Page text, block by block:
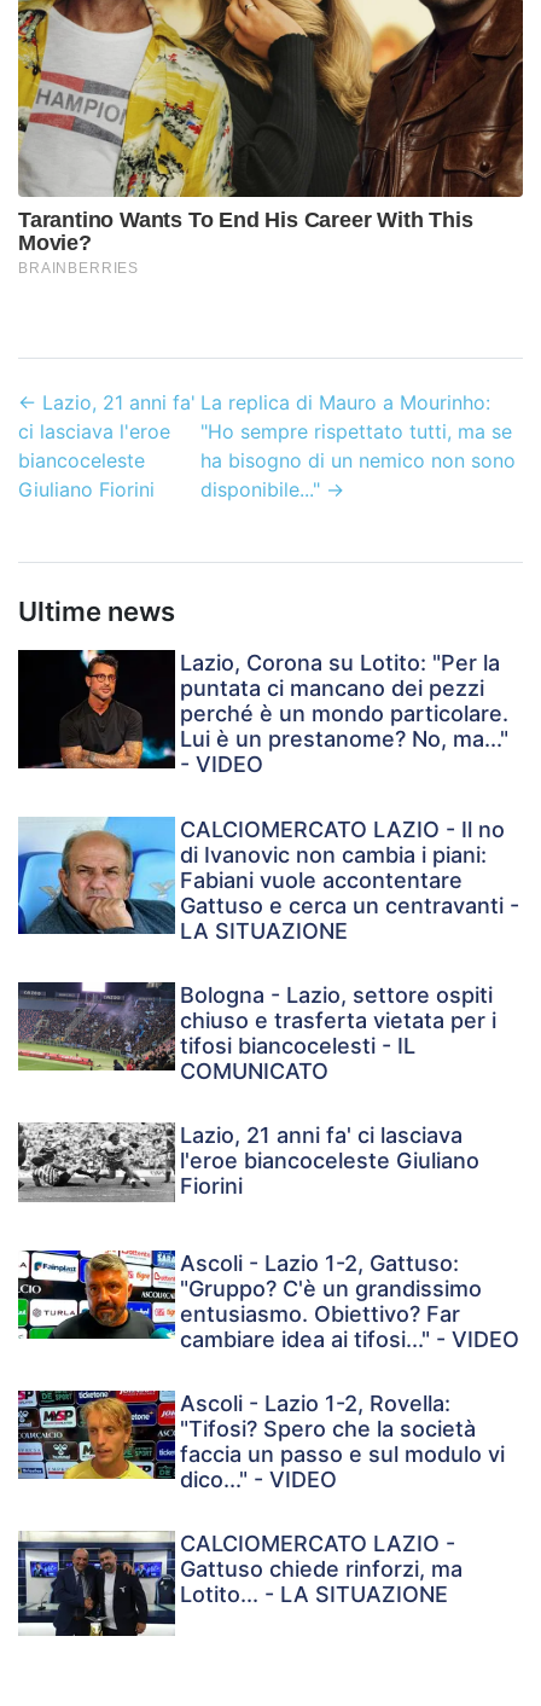
← Lazio, 21 anni fa'
ci lasciava l'eroe
biancoceleste
Giuliano Fiorini
La replica di Mauro a Mourinho:
"Ho sempre rispettato tutti, ma se
ha bisogno di un nemico non sono
disponibile..." →
Ultime news
Lazio, Corona su Lotito: "Per la
puntata ci mancano dei pezzi
perché è un mondo particolare.
Lui è un prestanome? No, ma..."
- VIDEO
CALCIOMERCATO LAZIO - Il no
di Ivanovic non cambia i piani:
Fabiani vuole accontentare
Gattuso e cerca un centravanti -
LA SITUAZIONE
Bologna - Lazio, settore ospiti
chiuso e trasferta vietata per i
tifosi biancocelesti - IL
COMUNICATO
Lazio, 21 anni fa' ci lasciava
l'eroe biancoceleste Giuliano
Fiorini
Ascoli - Lazio 1-2, Gattuso:
"Gruppo? C'è un grandissimo
entusiasmo. Obiettivo? Far
cambiare idea ai tifosi..." - VIDEO
Ascoli - Lazio 1-2, Rovella:
"Tifosi? Spero che la società
faccia un passo e sul modulo vi
dico..." - VIDEO
CALCIOMERCATO LAZIO -
Gattuso chiede rinforzi, ma
Lotito... - LA SITUAZIONE